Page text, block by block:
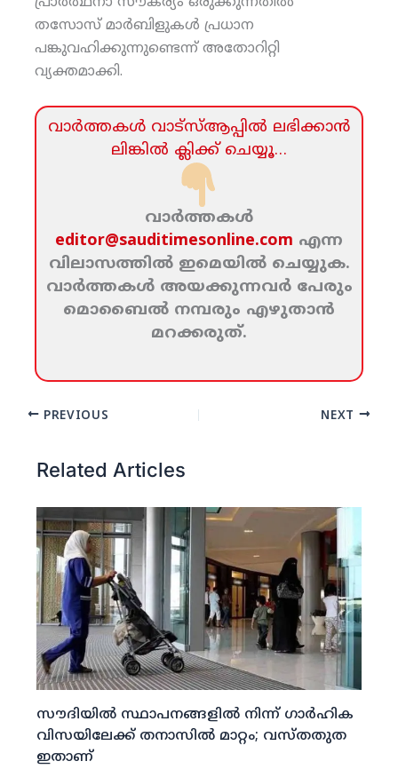
തസോസ് മാര്‍ബിളുകള്‍ പ്രധാന
പങ്കുവഹിക്കുന്നുണ്ടെന്ന് അതോറിറ്റി
വ്യക്തമാക്കി.
വാര്‍ത്തകള്‍ വാട്‌സ്‌ആപ്പില്‍ ലഭിക്കാന്‍
ലിങ്കില്‍ ക്ലിക്ക്‌ ചെയ്യൂ…
വാര്‍ത്തകള്‍
editor@sauditimesonline.com എന്ന
വിലാസത്തില്‍ ഇമെയില്‍ ചെയ്യുക.
വാര്‍ത്തകള്‍ അയക്കുന്നവര്‍ പേരും
മൊബൈല്‍ നമ്പരും എഴുതാന്‍
മറക്കരുത്‌.
PREVIOUS NEXT
Related Articles
സൗദിയില്‍ സ്ഥാപനങ്ങളില്‍ നിന്ന് ഗാര്‍ഹിക
വിസയിലേക്ക് തനാസില്‍ മാറ്റം; വസ്തതുത
ഇതാണ്